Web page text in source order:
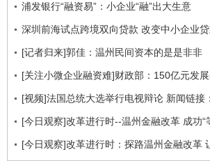
浦发银行“融资易”：小企业“融”出大生意
深圳前海试点跨境双向贷款 改变中小企业
[记者归来]郭佳：温州民间资本的是是非非
[关注小微企业融资难]财政部：150亿元发展
[视频]法国总统大选举行电视辩论 新闻链接
[今日观察]改革进行时--温州金融改革 成功“
[今日观察]改革进行时：探路温州金融改革